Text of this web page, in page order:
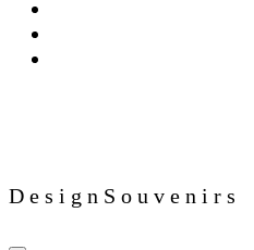
D e s i g n S o u v e n i r s